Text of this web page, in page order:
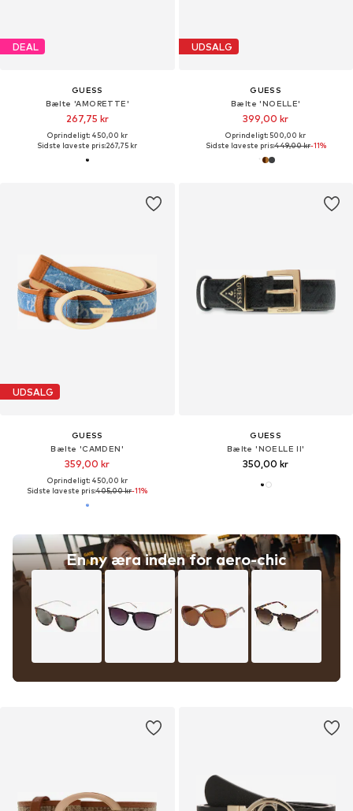
DEAL
GUESS
Bælte 'AMORETTE'
267,75 kr
Oprindeligt: 450,00 kr
Sidste laveste pris:267,75 kr
UDSALG
GUESS
Bælte 'NOELLE'
399,00 kr
Oprindeligt: 500,00 kr
Sidste laveste pris:449,00 kr-11%
UDSALG
GUESS
Bælte 'CAMDEN'
359,00 kr
Oprindeligt: 450,00 kr
Sidste laveste pris:405,00 kr-11%
En ny æra inden for aero-chic
GUESS
Bælte 'NOELLE II'
350,00 kr